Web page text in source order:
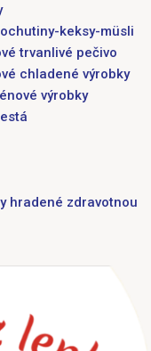
keksy-müsli
trvanlivé pečivo
chladené výrobky
výrobky
hradené zdravotnou